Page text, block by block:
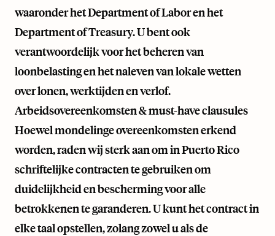
waaronder het Department of Labor en het
Department of Treasury. U bent ook
verantwoordelijk voor het beheren van
loonbelasting en het naleven van lokale wetten
over lonen, werktijden en verlof.
Arbeidsovereenkomsten & must-have clausules
Hoewel mondelinge overeenkomsten erkend
worden, raden wij sterk aan om in Puerto Rico
schriftelijke contracten te gebruiken om
duidelijkheid en bescherming voor alle
betrokkenen te garanderen. U kunt het contract in
elke taal opstellen, zolang zowel u als de